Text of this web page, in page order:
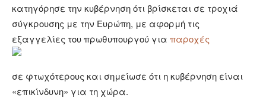
κατηγόρησε την κυβέρνηση ότι βρίσκεται σε τροχιά
σύγκρουσης με την Ευρώπη, με αφορμή τις
εξαγγελίες του πρωθυπουργού για παροχές
σε φτωχότερους και σημείωσε ότι η κυβέρνηση είναι
«επικίνδυνη» για τη χώρα.